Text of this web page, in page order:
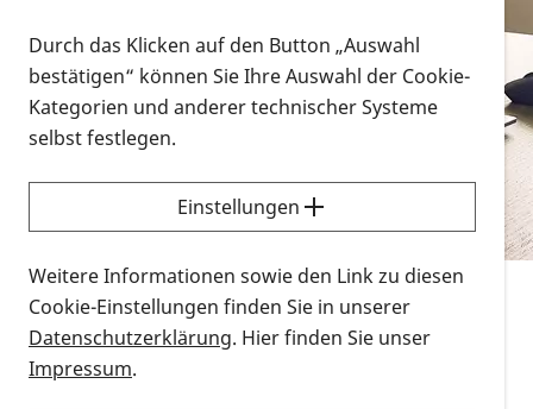
Vorlesen
Alle Infomaterialien in verschiedenen
Formaten an einem Ort
Sie möchten wissen, wie Sie nach Infonmaterial
suchen und dieses bestellen bzw. herunterladen
können? Schauen Sie sich dieErklärvideos zum
Thema Infomaterial auf der PRO RETINA-Website
für blinde und sehbehinderte Menschen an.
Auf dieser Seite finden Sie sämtliches Infomaterial
Durch das Klicken auf den Button „Auswahl
bestätigen“ können Sie Ihre Auswahl der Cookie-
Kategorien und anderer technischer Systeme
selbst festlegen.
Einstellungen
Weitere Informationen sowie den Link zu diesen
Cookie-Einstellungen finden Sie in unserer
Datenschutzerklärung. Hier finden Sie unser
Impressum.